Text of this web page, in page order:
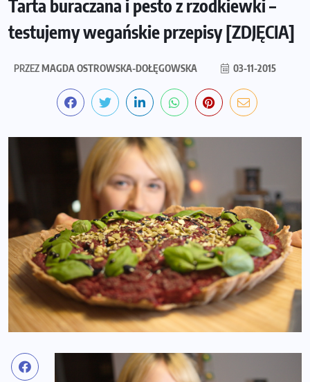
Tarta buraczana i pesto z rzodkiewki –
testujemy wegańskie przepisy [ZDJĘCIA]
PRZEZMAGDA OSTROWSKA-DOŁĘGOWSKA 03-11-2015